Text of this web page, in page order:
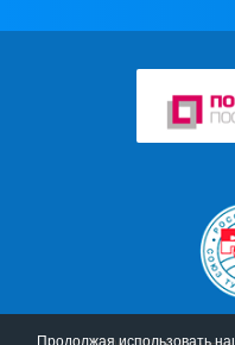
Продолжая использовать